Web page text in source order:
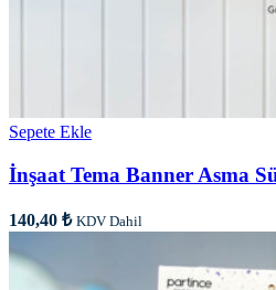
Sepete Ekle
İnşaat Tema Banner Asma
140,40 ₺ KDV Dahil